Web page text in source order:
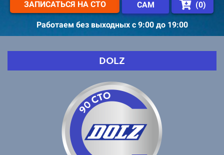
ЗАПИСАТЬСЯ НА СТО САМ (0)
Работаем без выходных с 9:00 до 19:00
DOLZ